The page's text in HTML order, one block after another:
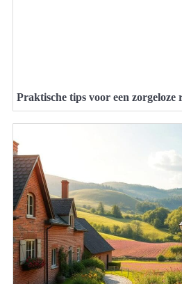
Praktische tips voor een zorgeloze